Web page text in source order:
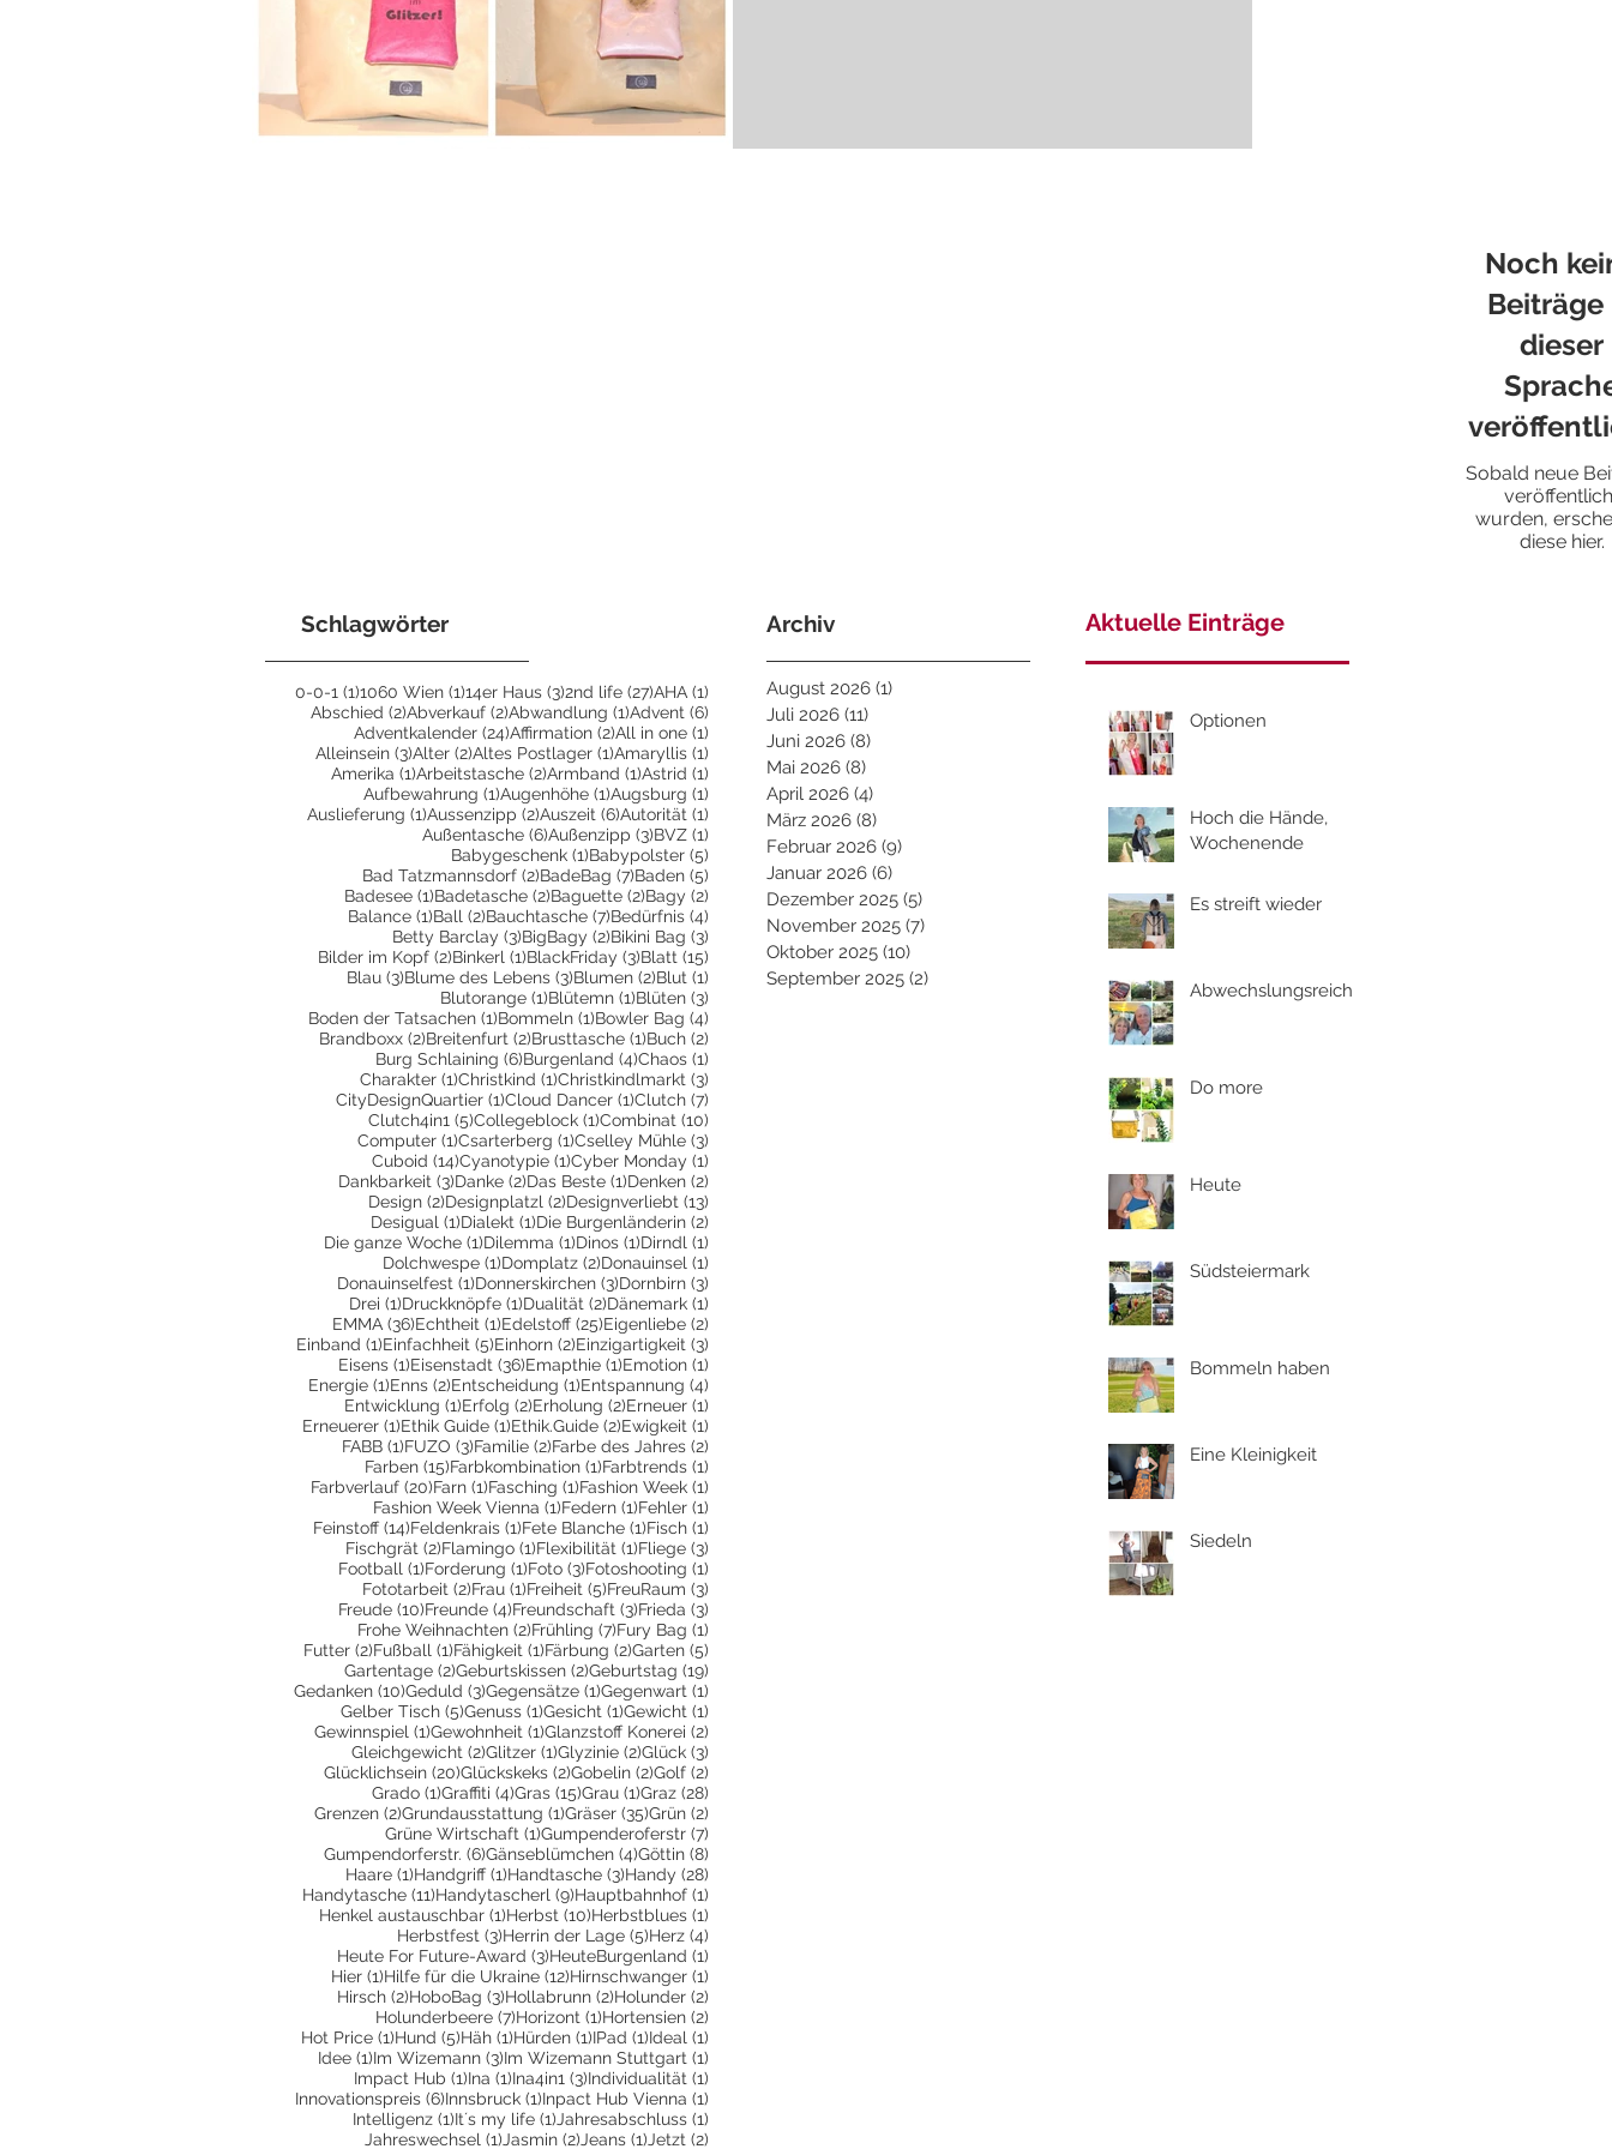
Schlagwörter
0-0-1 (1)1 Beitrag
1060 Wien (1)1 Beitrag
14er Haus (3)3 Beiträge
2nd life (27)27 Beiträge
AHA (1) 1 Beitrag
Abschied (2)2 Beiträge
Abverkauf (2)2 Beiträge
Abwandlung (1)1 Beitrag
Advent (6) 6 Beiträge
Adventkalender (24)24 Beiträge
Affirmation (2)2 Beiträge
All in one (1) 1 Beitrag
Alleinsein (3)3 Beiträge
Alter (2)2 Beiträge
Altes Postlager (1)1 Beitrag
Amaryllis (1) 1 Beitrag
Amerika (1)1 Beitrag
Arbeitstasche (2)2 Beiträge
Armband (1)1 Beitrag
Astrid (1) 1 Beitrag
Aufbewahrung (1)1 Beitrag
Augenhöhe (1)1 Beitrag
Augsburg (1) 1 Beitrag
Auslieferung (1)1 Beitrag
Aussenzipp (2)2 Beiträge
Auszeit (6)6 Beiträge
Autorität (1) 1 Beitrag
Außentasche (6)6 Beiträge
Außenzipp (3)3 Beiträge
BVZ (1)
Babygeschenk (1)1 Beitrag
Babypolster (5) 5 Beiträge
Bad Tatzmannsdorf (2)2 Beiträge
BadeBag (7)7 Beiträge
Baden (5) 5 Beiträge
Badesee (1)1 Beitrag
Badetasche (2)2 Beiträge
Baguette (2)2 Beiträge
Bagy (2) 2 Beiträge
Balance (1)1 Beitrag
Ball (2)2 Beiträge
Bauchtasche (7)7 Beiträge
Bedürfnis (4) 4 Beiträge
Betty Barclay (3)3 Beiträge
BigBagy (2)2 Beiträge
Bikini Bag (3) 3 Beiträge
Bilder im Kopf (2)2 Beiträge
Binkerl (1)1 Beitrag
BlackFriday (3)3 Beiträge
Blatt (15) 15 Beiträge
Blau (3)3 Beiträge
Blume des Lebens (3)3 Beiträge
Blumen (2)2 Beiträge
Blut (1) 1 Beitrag
Blutorange (1)1 Beitrag
Blütemn (1)1 Beitrag
Blüten (3)
Boden der Tatsachen (1)1 Beitrag
Bommeln (1)1 Beitrag
Bowler Bag (4)
Brandboxx (2)2 Beiträge
Breitenfurt (2)2 Beiträge
Brusttasche (1)1 Beitrag
Buch (2)
Burg Schlaining (6)6 Beiträge
Burgenland (4)4 Beiträge
Chaos (1)
Charakter (1)1 Beitrag
Christkind (1)1 Beitrag
Christkindlmarkt (3)
CityDesignQuartier (1)1 Beitrag
Cloud Dancer (1)1 Beitrag
Clutch (7)
Clutch4in1 (5)5 Beiträge
Collegeblock (1)1 Beitrag
Combinat (10)
Computer (1)1 Beitrag
Csarterberg (1)1 Beitrag
Cselley Mühle (3)
Cuboid (14)14 Beiträge
Cyanotypie (1)1 Beitrag
Cyber Monday (1)
Dankbarkeit (3)3 Beiträge
Danke (2)2 Beiträge
Das Beste (1)1 Beitrag
Denken (2)
Design (2)2 Beiträge
Designplatzl (2)2 Beiträge
Designverliebt (13)
Desigual (1)1 Beitrag
Dialekt (1)1 Beitrag
Die Burgenländerin (2)
Die ganze Woche (1)1 Beitrag
Dilemma (1)1 Beitrag
Dinos (1)1 Beitrag
Dirndl (1)
Dolchwespe (1)1 Beitrag
Domplatz (2)2 Beiträge
Donauinsel (1)
Donauinselfest (1)1 Beitrag
Donnerskirchen (3)3 Beiträge
Dornbirn (3)
Drei (1)1 Beitrag
Druckknöpfe (1)1 Beitrag
Dualität (2)2 Beiträge
Dänemark (1)
EMMA (36)36 Beiträge
Echtheit (1)1 Beitrag
Edelstoff (25)25 Beiträge
Eigenliebe (2)
Einband (1)1 Beitrag
Einfachheit (5)5 Beiträge
Einhorn (2)2 Beiträge
Einzigartigkeit (3)
Eisens (1)1 Beitrag
Eisenstadt (36)36 Beiträge
Emapthie (1)1 Beitrag
Emotion (1)
Energie (1)1 Beitrag
Enns (2)2 Beiträge
Entscheidung (1)1 Beitrag
Entspannung (4)
Entwicklung (1)1 Beitrag
Erfolg (2)2 Beiträge
Erholung (2)2 Beiträge
Erneuer (1)
Erneuerer (1)1 Beitrag
Ethik Guide (1)1 Beitrag
Ethik.Guide (2)2 Beiträge
Ewigkeit (1)
FABB (1)1 Beitrag
FUZO (3)3 Beiträge
Familie (2)2 Beiträge
Farbe des Jahres (2)
Farben (15)15 Beiträge
Farbkombination (1)1 Beitrag
Farbtrends (1)
Farbverlauf (20)20 Beiträge
Farn (1)1 Beitrag
Fasching (1)1 Beitrag
Fashion Week (1)
Fashion Week Vienna (1)1 Beitrag
Federn (1)1 Beitrag
Fehler (1)
Feinstoff (14)14 Beiträge
Feldenkrais (1)1 Beitrag
Fete Blanche (1)1 Beitrag
Fisch (1)
Fischgrät (2)2 Beiträge
Flamingo (1)1 Beitrag
Flexibilität (1)1 Beitrag
Fliege (3)
Football (1)1 Beitrag
Forderung (1)1 Beitrag
Foto (3)3 Beiträge
Fotoshooting (1)
Fototarbeit (2)2 Beiträge
Frau (1)1 Beitrag
Freiheit (5)5 Beiträge
FreuRaum (3)
Freude (10)10 Beiträge
Freunde (4)4 Beiträge
Freundschaft (3)3 Beiträge
Frieda (3)
Frohe Weihnachten (2)2 Beiträge
Frühling (7)7 Beiträge
Fury Bag (1)
Futter (2)2 Beiträge
Fußball (1)1 Beitrag
Fähigkeit (1)1 Beitrag
Färbung (2)2 Beiträge
Garten (5)
Gartentage (2)2 Beiträge
Geburtskissen (2)2 Beiträge
Geburtstag (19)
Gedanken (10)10 Beiträge
Geduld (3)3 Beiträge
Gegensätze (1)1 Beitrag
Gegenwart (1)
Gelber Tisch (5)5 Beiträge
Genuss (1)1 Beitrag
Gesicht (1)1 Beitrag
Gewicht (1)
Gewinnspiel (1)1 Beitrag
Gewohnheit (1)1 Beitrag
Glanzstoff Konerei (2)
Gleichgewicht (2)2 Beiträge
Glitzer (1)1 Beitrag
Glyzinie (2)2 Beiträge
Glück (3)
Glücklichsein (20)20 Beiträge
Glückskeks (2)2 Beiträge
Gobelin (2)2 Beiträge
Golf (2)
Grado (1)1 Beitrag
Graffiti (4)4 Beiträge
Gras (15)15 Beiträge
Grau (1)1 Beitrag
Graz (28)
Grenzen (2)2 Beiträge
Grundausstattung (1)1 Beitrag
Gräser (35)35 Beiträge
Grün (2)
Grüne Wirtschaft (1)1 Beitrag
Gumpenderoferstr (7)
Gumpendorferstr. (6)6 Beiträge
Gänseblümchen (4)4 Beiträge
Göttin (8)
Haare (1)1 Beitrag
Handgriff (1)1 Beitrag
Handtasche (3)3 Beiträge
Handy (28)
Handytasche (11)11 Beiträge
Handytascherl (9)9 Beiträge
Hauptbahnhof (1)
Henkel austauschbar (1)1 Beitrag
Herbst (10)10 Beiträge
Herbstblues (1)
Herbstfest (3)3 Beiträge
Herrin der Lage (5)5 Beiträge
Herz (4)
Heute For Future-Award (3)3 Beiträge
HeuteBurgenland (1)
Hier (1)1 Beitrag
Hilfe für die Ukraine (12)12 Beiträge
Hirnschwanger (1)
Hirsch (2)2 Beiträge
HoboBag (3)3 Beiträge
Hollabrunn (2)2 Beiträge
Holunder (2)
Holunderbeere (7)7 Beiträge
Horizont (1)1 Beitrag
Hortensien (2)
Hot Price (1)1 Beitrag
Hund (5)5 Beiträge
Häh (1)1 Beitrag
Hürden (1)1 Beitrag
IPad (1)1 Beitrag
Ideal (1)
Idee (1)1 Beitrag
Im Wizemann (3)3 Beiträge
Im Wizemann Stuttgart (1)
Impact Hub (1)1 Beitrag
Ina (1)1 Beitrag
Ina4in1 (3)3 Beiträge
Individualität (1)
Innovationspreis (6)6 Beiträge
Innsbruck (1)1 Beitrag
Inpact Hub Vienna (1)
Intelligenz (1)1 Beitrag
It´s my life (1) 1 Beitrag
Jahresabschluss (1)
Jahreswechsel (1) 1 Beitrag
Jasmin (2) 2 Beiträge
Jeans (1) 1 Beitrag
Jetzt (2)
Archiv
August 2026 (1)
Juli 2026 (11)
Juni 2026 (8)
Mai 2026 (8)
April 2026 (4)
März 2026 (8)
Februar 2026 (9)
Januar 2026 (6)
Dezember 2025 (5)
November 2025 (7)
Oktober 2025 (10)
September 2025 (2)
Aktuelle Einträge
Optionen
Hoch die Hände,
Wochenende
Es streift wieder
Abwechslungsreich
Do more
Heute
Südsteiermark
Bommeln haben
Eine Kleinigkeit
Siedeln
Noch
Beiträge
dieser
Sobald neue
wurden,
diese hier.